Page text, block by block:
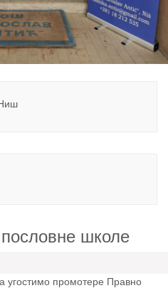
школе
угостимо промотере Правно